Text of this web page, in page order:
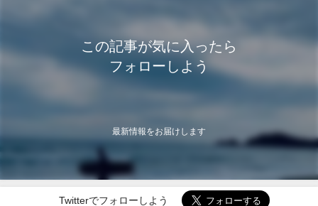
この記事が気に入ったら
フォローしよう
最新情報をお届けします
Twitterでフォローしよう